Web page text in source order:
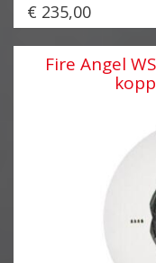
€ 235,00
Fire Angel